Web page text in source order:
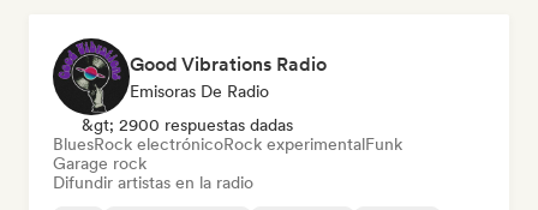
Good Vibrations Radio
Emisoras De Radio
&gt; 2900 respuestas dadas
BluesRock electrónicoRock experimentalFunk
Garage rock
Difundir artistas en la radio